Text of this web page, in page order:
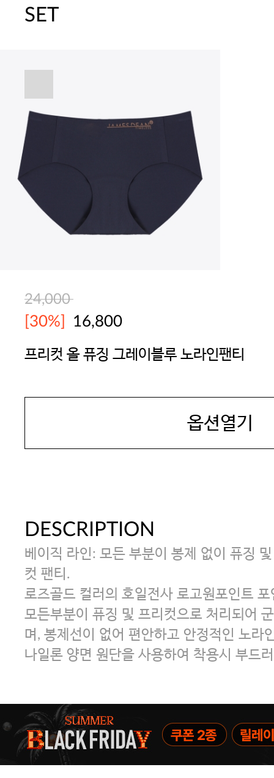
주말특가 20%(8.7~8.9)/5만원 이
[썸머블프] 2만원 할인 쿠폰(8.1~31)
SET
24,000
[30%] 16,800
프리컷 올 퓨징 그레이블루 노라인팬티
옵션열기
DESCRIPTION
베이직 라인: 모든 부분이 봉제 없이 퓨징
컷 팬티.
로즈골드 컬러의 호일전사 로고원포인트 포
모든부분이 퓨징 및 프리컷으로 처리되어
며, 봉제선이 없어 편안하고 안정적인 노라
나일론 양면 원단을 사용하여 착용시 부드